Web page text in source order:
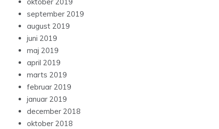
september 2019
august 2019
juni 2019
maj 2019
april 2019
marts 2019
februar 2019
januar 2019
december 2018
oktober 2018